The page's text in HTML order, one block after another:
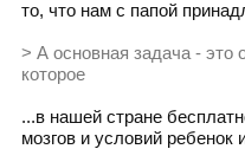
то, что нам с папой
> А основная задача - это
которое
...в нашей стране
мозгов и условий